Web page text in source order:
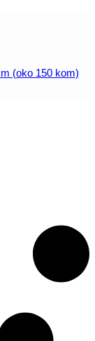
(oko 150 kom)